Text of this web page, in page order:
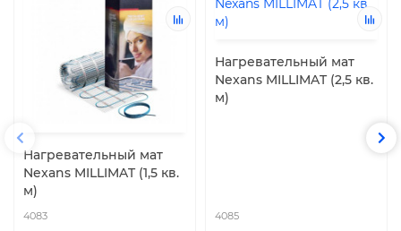
Нагревательный мат
Nexans MILLIMAT (1,5 кв.
м)
4083
Нагревательный мат
Nexans MILLIMAT (2,5 кв.
м)
4085